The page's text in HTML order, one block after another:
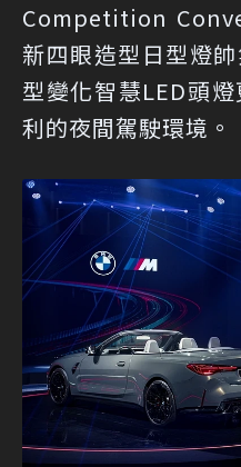
Competition
新四眼造型日型燈
型變化智慧LED頭
利的夜間駕駛環境。